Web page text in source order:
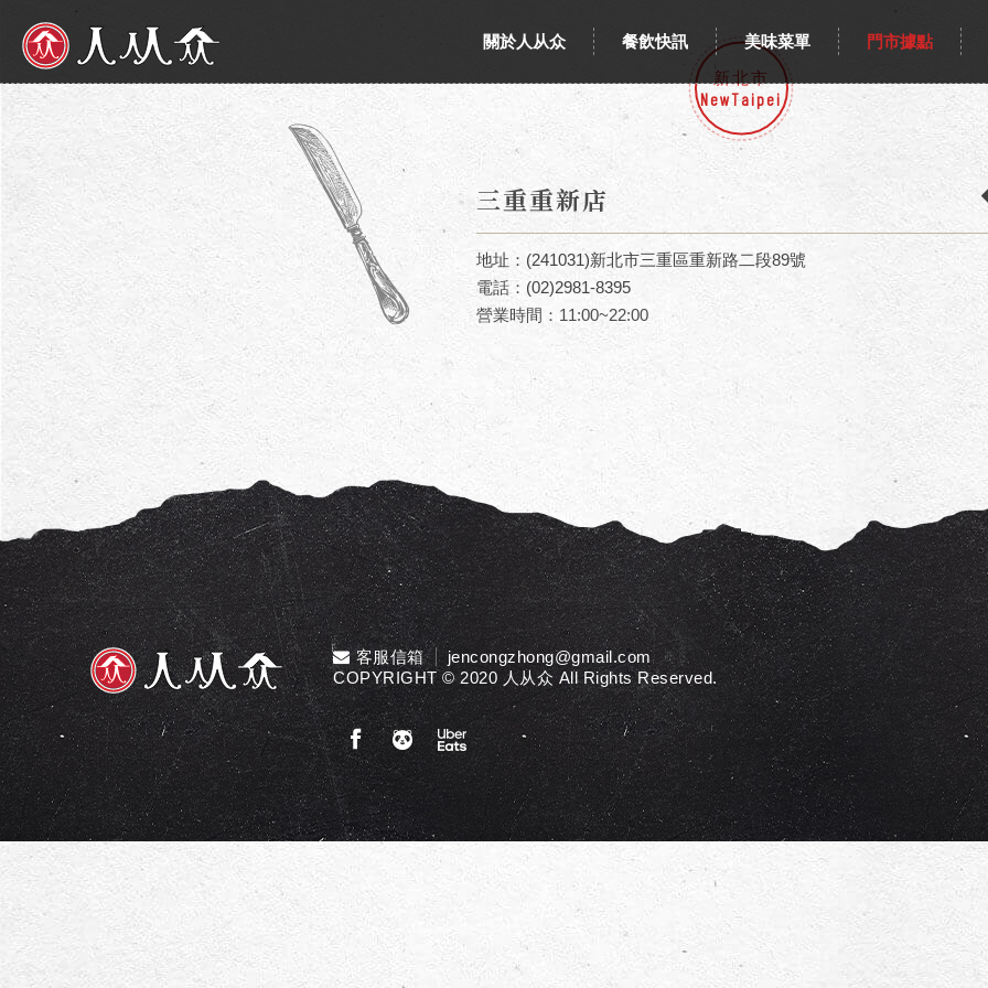
關於人从众
餐飲快訊 美味菜單
門市據點
新北市
NewTaipei
三重重新店
地址： (241031)新北市三重區重新路二段89號
電話： (02)2981-8395
營業時間：11:00~22:00
客服信箱
jencongzhong@gmail.com
COPYRIGHT © 2020 人从众 All Rights Reserved.